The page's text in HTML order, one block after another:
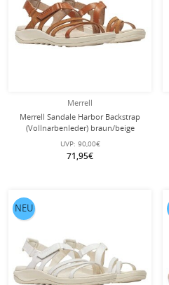
Merrell
Merrell Sandale Harbor Backstrap
(Vollnarbenleder) braun/beige
Damen
UVP: 90,00€
71,95€
NEU